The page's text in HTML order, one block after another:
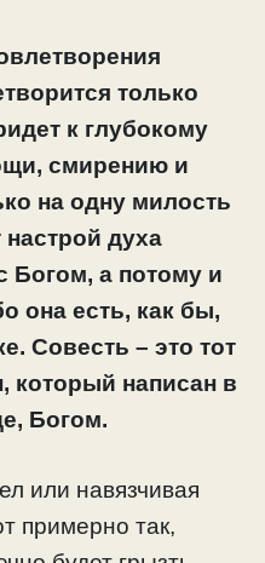
только
к глубокому
смирению и
на одну милость
духа
Богом, а потому и
она есть, как бы,
Совесть – это тот
который написан в
Богом.
или навязчивая
примерно так,